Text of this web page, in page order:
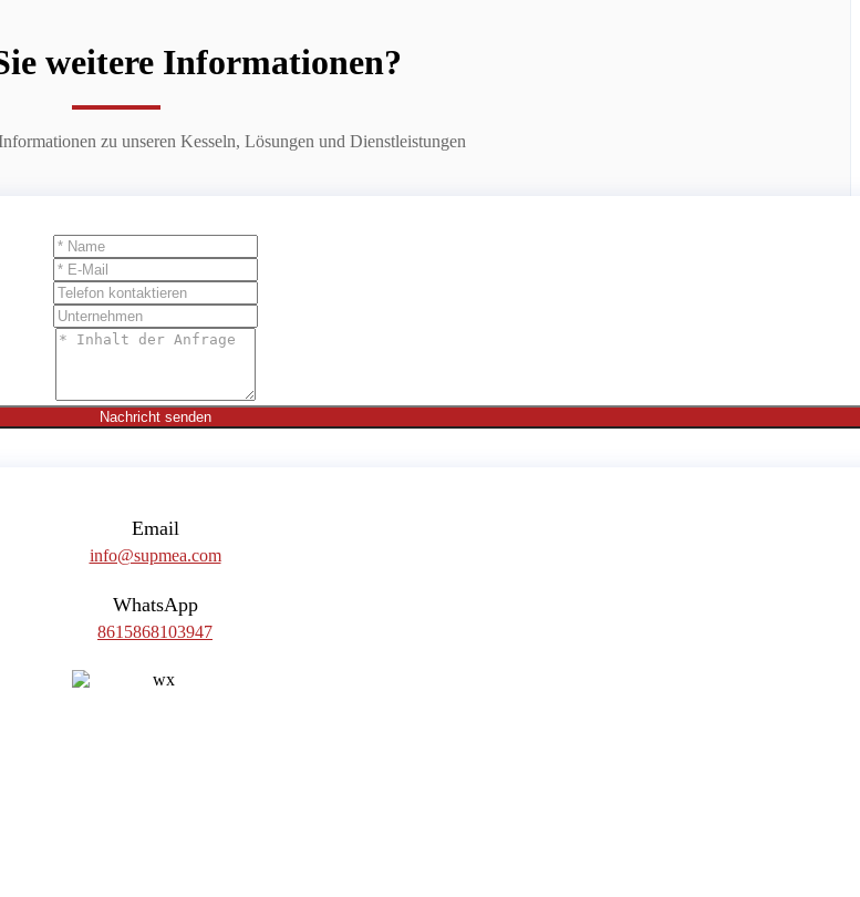
weitere Informationen?
zu unseren Kesseln, Lösungen und Dienstleistungen
Nachricht senden
Email
info@supmea.com
WhatsApp
8615868103947